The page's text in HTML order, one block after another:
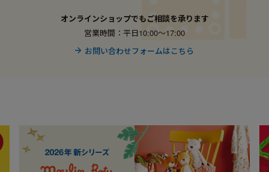
オンラインショップでもご相談を承ります
営業時間：平日10:00〜17:00
お問い合わせフォームはこちら